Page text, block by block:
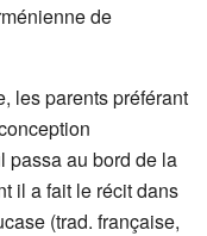
de
les parents préférant
passa au bord de la
il a fait le récit dans
(trad. française,